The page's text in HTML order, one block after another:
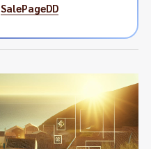
SalePageDD